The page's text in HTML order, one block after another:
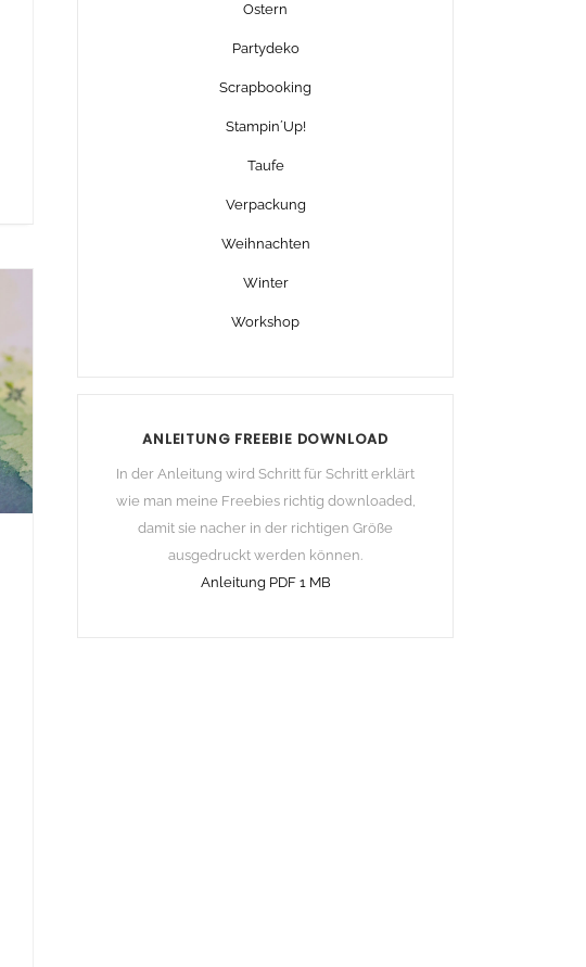
Ostern
Partydeko
Scrapbooking
Stampin´Up!
Taufe
Verpackung
Weihnachten
Winter
Workshop
ANLEITUNG FREEBIE DOWNLOAD
In der Anleitung wird Schritt für Schritt erklärt
wie man meine Freebies richtig downloaded,
damit sie nacher in der richtigen Größe
ausgedruckt werden können.
Anleitung PDF 1 MB